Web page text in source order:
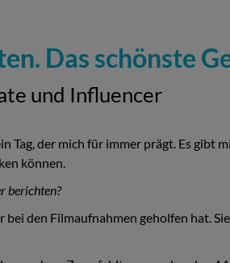
Das schönste
und Influencer
der mich für immer prägt. Es gibt
können.
berichten?
den Filmaufnahmen geholfen hat.